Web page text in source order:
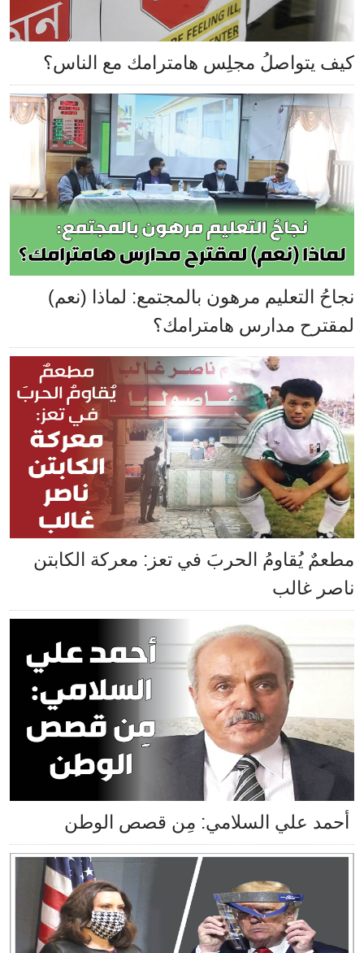
كيف يتواصلُ مجلِس هامترامك مع الناس؟
نجاحُ التعليم مرهون بالمجتمع: لماذا (نعم)
لمقترح مدارس هامترامك؟
مطعمٌ يُقاومُ الحربَ في تعز: معركة الكابتن
ناصر غالب
أحمد علي السلامي: مِن قصص الوطن